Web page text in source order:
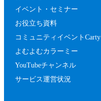
イベント・セミナー
お役立ち資料
コミュニティイベントCarty
よむよむカラーミー
YouTubeチャンネル
サービス運営状況